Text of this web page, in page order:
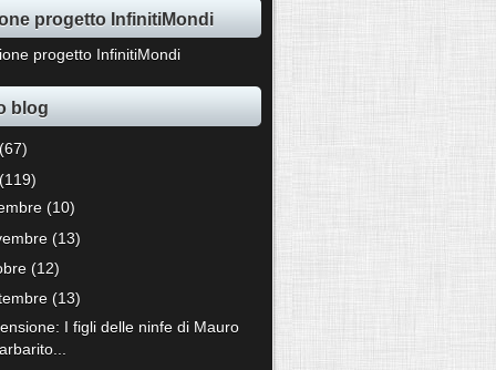
progetto InfinitiMondi
blog
(67)
(119)
(10)
(13)
(12)
(13)
I figli delle ninfe di Mauro